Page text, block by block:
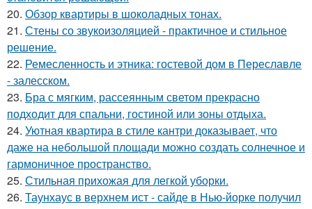
20. Обзор квартиры в шоколадных тонах.
21. Стены со звукоизоляцией - практичное и стильное
решение.
22. Ремесленность и этника: гостевой дом в Переславле
- залесском.
23. Бра с мягким, рассеянным светом прекрасно
подходит для спальни, гостиной или зоны отдыха.
24. Уютная квартира в стиле кантри доказывает, что
даже на небольшой площади можно создать солнечное и
гармоничное пространство.
25. Стильная прихожая для легкой уборки.
26. Таунхаус в верхнем ист - сайде в Нью-йорке получил